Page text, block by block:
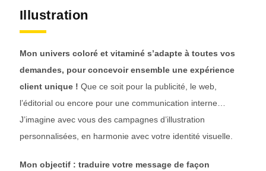
Illustration
Mon univers coloré et vitaminé s’adapte à toutes vos
demandes, pour concevoir ensemble une expérience
client unique ! Que ce soit pour la publicité, le web,
l’éditorial ou encore pour une communication interne…
J’imagine avec vous des campagnes d’illustration
personnalisées, en harmonie avec votre identité visuelle.
Mon objectif : traduire votre message de façon